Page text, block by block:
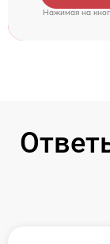
Нажимая на